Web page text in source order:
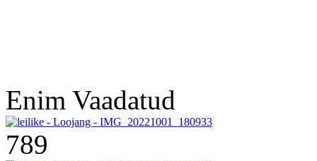
Enim Vaadatud
789